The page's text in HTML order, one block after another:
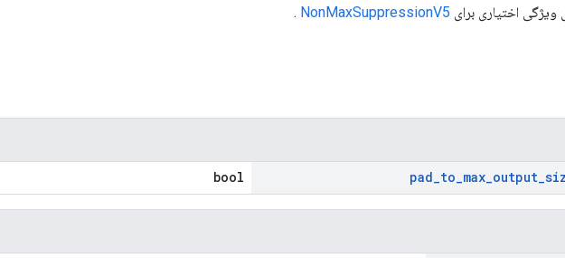
ویژگی اختیاری برای NonMaxSuppressionV5
.
pad_to_max_output_
bool